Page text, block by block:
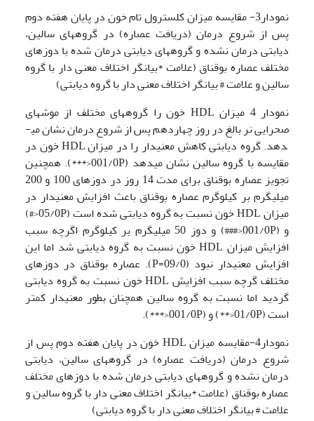
نمودار3- مقایسه میزان کلسترول تام خون در پایان هفته دوم
پس از شروع درمان (دریافت عصاره) در گروه­های سالین،
دیابتی درمان نشده و گروه­های دیابتی درمان شده با دوزهای
مختلف عصاره بوقناق (علامت *بیانگر اختلاف معنی دار با گروه
سالین و علامت # بیانگر اختلاف معنی دار با گروه دیابتی)
نمودار 4 میزان HDL خون را گروه­های مختلف از موش­های
صحرایی نر بالغ در روز چهاردهم پس از شروع درمان نشان می­
دهد. گروه دیابتی کاهش معنی­دار را در میزان HDL خون در
مقایسه با گروه سالین نشان می­دهد (001/0P<***). همچنین
تجویز عصاره بوقناق برای مدت 14 روز در دوزهای 100 و 200
میلی­گرم بر کیلوگرم عصاره بوقناق باعث افزایش معنی­دار در
میزان HDL خون نسبت به گروه دیابتی شده است (05/0P<#)
و (001/0P<###) و دوز 50 میلی­گرم بر کیلوگرم اگرچه سبب
افزایش میزان HDL خون نسبت به گروه دیابتی شد اما این
افزایش معنی­دار نبود (09/0=P). عصاره بوقناق در دوزهای
مختلف گرچه سبب افزایش HDL خون نسبت به گروه دیابتی
گردید اما نسبت به گروه سالین همچنان بطور معنی­دار کمتر
است (01/0P<**) و (001/0P<***).
نمودار4-مقایسه میزان HDL خون در پایان هفته دوم پس از
شروع درمان (دریافت عصاره) در گروه­های سالین، دیابتی
درمان نشده و گروه­های دیابتی درمان شده با دوزهای مختلف
عصاره بوقناق (علامت *بیانگر اختلاف معنی دار با گروه سالین و
علامت # بیانگر اختلاف معنی دار با گروه دیابتی)